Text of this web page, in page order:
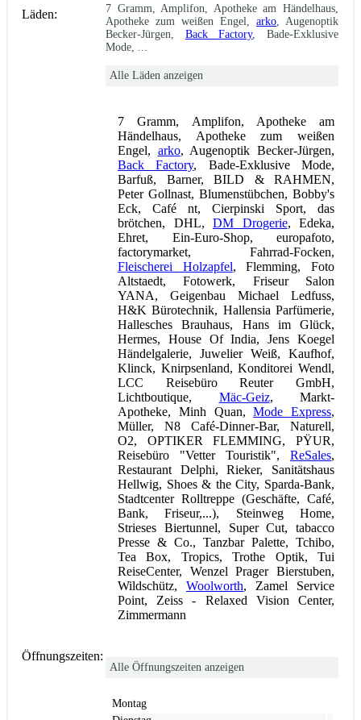
Läden:
7 Gramm, Amplifon, Apotheke am Händelhaus,
Apotheke zum weißen Engel, arko , Augenoptik
Becker-Jürgen, Back Factory, Bade-Exklusive
Mode, ...
Alle Läden anzeigen
7 Gramm, Amplifon, Apotheke am
Händelhaus, Apotheke zum weißen
Engel, arko, Augenoptik Becker-Jürgen,
Back Factory, Bade-Exklusive Mode,
Barfuß, Barner, BILD & RAHMEN,
Peter Gollnast, Blumenstübchen, Bobby's
Eck, Café nt, Cierpinski Sport, das
brötchen, DHL, DM Drogerie, Edeka,
Ehret, Ein-Euro-Shop, europafoto,
factorymarket, Fahrrad-Focken,
Fleischerei Holzapfel, Flemming, Foto
Altstaedt, Fotowerk, Friseur Salon
YANA, Geigenbau Michael Ledfuss,
H&K Bürotechnik, Hallensia Parfümerie,
Hallesches Brauhaus, Hans im Glück,
Hermes, House Of India, Jens Koegel
Händelgalerie, Juwelier Weiß, Kaufhof,
Klinck, Knirpsenland, Konditorei Wendl,
LCC Reisebüro Reuter GmbH,
Lichtboutique, Mäc-Geiz, Markt-
Apotheke, Minh Quan,Mode Express,
Müller, N8 Café-Dinner-Bar, Naturell,
O2, OPTIKER FLEMMING, PŸUR,
Reisebüro "Vetter Touristik", ReSales,
Restaurant Delphi, Rieker, Sanitätshaus
Hellwig, Shoes & the City, Sparda-Bank,
Stadtcenter Rolltreppe (Geschäfte, Café,
Bank, Friseur,...), Steinweg Home,
Strieses Biertunnel, Super Cut, tabacco
Presse & Co., Tanzbar Palette, Tchibo,
Tea Box, Tropics, Trothe Optik, Tui
ReiseCenter, Wenzel Prager Bierstuben,
Wildschütz, Woolworth, Zamel Service
Point, Zeiss - Relaxed Vision Center,
Zimmermann
Öffnungszeiten:
Alle Öffnungszeiten anzeigen
Montag